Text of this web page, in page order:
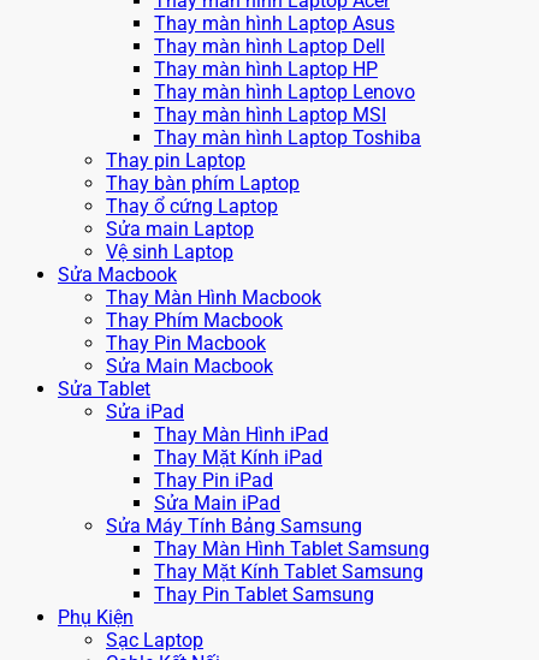
Thay màn hình Laptop Asus
Thay màn hình Laptop Dell
Thay màn hình Laptop HP
Thay màn hình Laptop Lenovo
Thay màn hình Laptop MSI
Thay màn hình Laptop Toshiba
Thay pin Laptop
Thay bàn phím Laptop
Thay ổ cứng Laptop
Sửa main Laptop
Vệ sinh Laptop
Sửa Macbook
Thay Màn Hình Macbook
Thay Phím Macbook
Thay Pin Macbook
Sửa Main Macbook
Sửa Tablet
Sửa iPad
Thay Màn Hình iPad
Thay Mặt Kính iPad
Thay Pin iPad
Sửa Main iPad
Sửa Máy Tính Bảng Samsung
Thay Màn Hình Tablet Samsung
Thay Mặt Kính Tablet Samsung
Thay Pin Tablet Samsung
Phụ Kiện
Sạc Laptop